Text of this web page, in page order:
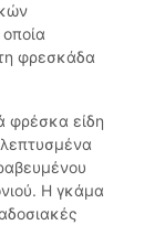
φρεσκάδα
φρέσκα είδη
Η γκάμα